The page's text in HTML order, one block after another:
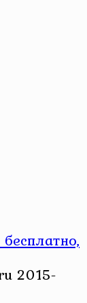
2015-